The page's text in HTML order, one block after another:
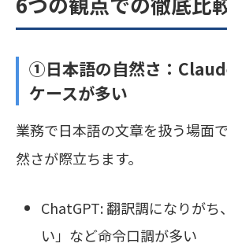
①日本語の自然さ：
ケースが多い
業務で日本語の文章を扱う場面
然さが際立ちます。
ChatGPT: 翻訳調になりがち
い」など命令口調が多い